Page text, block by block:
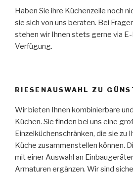
Haben Sie ihre Küchenzeile noch
sie sich von uns beraten. Bei
stehen wir Ihnen stets gerne via
Verfügung.
RIESENAUSWAHL ZU
Wir bieten Ihnen kombinierbare
Küchen. Sie finden bei uns eine
Einzelküchenschränken, die sie zu
Küche zusammenstellen können.
mit einer Auswahl an
Armaturen ergänzen. Wir sind